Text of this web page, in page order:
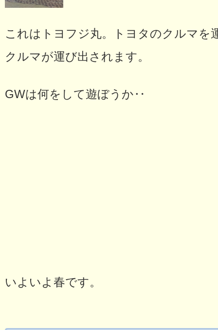
これはトヨフジ丸。トヨタのクルマを
クルマが運び出されます。
GWは何をして遊ぼうか‥
いよいよ春です。